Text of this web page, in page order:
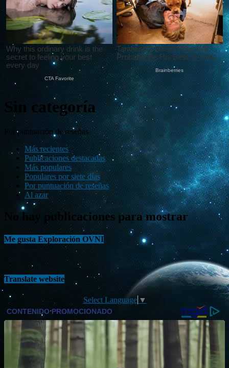
Sin categoría
Por puntuación de reseñas
Más recientes
Publicaciones destacadas
Más populares
Populares por siete días
Por puntuación de reseñas
Al azar
No hay publicaciones para mostrar
Me gusta Exploración OVNI
Translate website
Select Language ▼